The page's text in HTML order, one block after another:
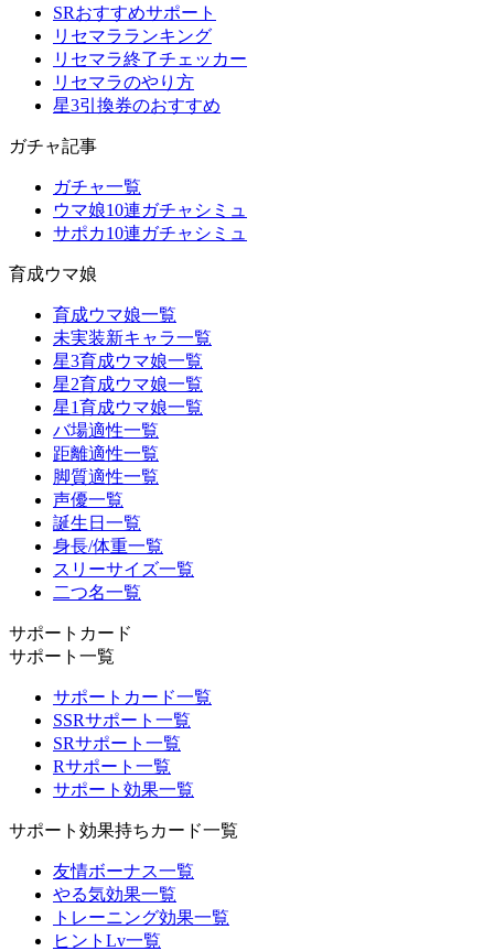
SRおすすめサポート
リセマラランキング
リセマラ終了チェッカー
リセマラのやり方
星3引換券のおすすめ
ガチャ記事
ガチャ一覧
ウマ娘10連ガチャシミュ
サポカ10連ガチャシミュ
育成ウマ娘
育成ウマ娘一覧
未実装新キャラ一覧
星3育成ウマ娘一覧
星2育成ウマ娘一覧
星1育成ウマ娘一覧
バ場適性一覧
距離適性一覧
脚質適性一覧
声優一覧
誕生日一覧
身長/体重一覧
スリーサイズ一覧
二つ名一覧
サポートカード
サポート一覧
サポートカード一覧
SSRサポート一覧
SRサポート一覧
Rサポート一覧
サポート効果一覧
サポート効果持ちカード一覧
友情ボーナス一覧
やる気効果一覧
トレーニング効果一覧
ヒントLv一覧